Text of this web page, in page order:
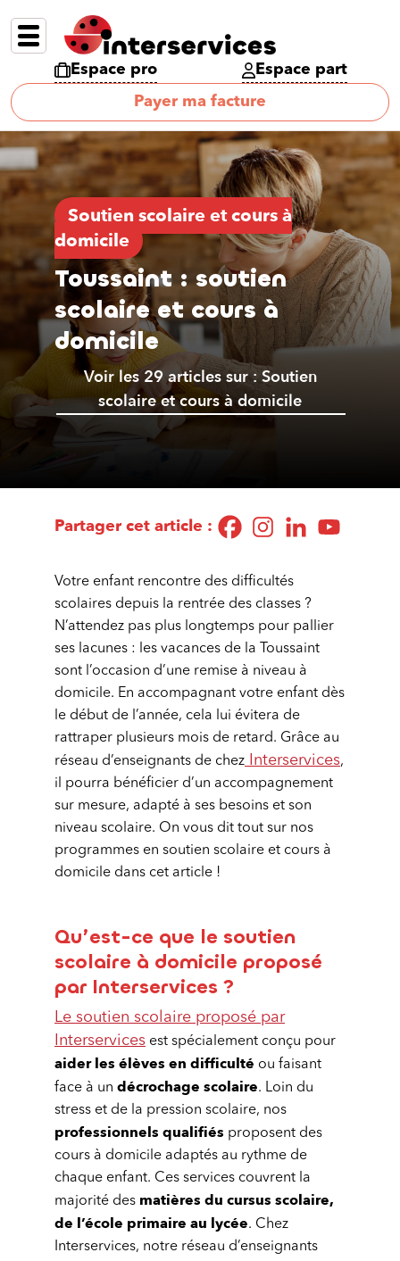
Espace pro
Espace part
Payer ma facture
Soutien scolaire et cours à
domicile
Toussaint : soutien
scolaire et cours à
domicile
Voir les 29 articles sur : Soutien
scolaire et cours à domicile
Partager cet article :
Votre enfant rencontre des difficultés
scolaires depuis la rentrée des classes ?
N’attendez pas plus longtemps pour pallier
ses lacunes : les vacances de la Toussaint
sont l’occasion d’une remise à niveau à
domicile. En accompagnant votre enfant dès
le début de l’année, cela lui évitera de
rattraper plusieurs mois de retard. Grâce au
réseau d’enseignants de chez Interservices,
il pourra bénéficier d’un accompagnement
sur mesure, adapté à ses besoins et son
niveau scolaire. On vous dit tout sur nos
programmes en soutien scolaire et cours à
domicile dans cet article !
Qu’est-ce que le soutien
scolaire à domicile proposé
par Interservices ?
Le soutien scolaire proposé par
Interservices est spécialement conçu pour
aider les élèves en difficulté ou faisant
face à un décrochage scolaire. Loin du
stress et de la pression scolaire, nos
professionnels qualifiés proposent des
cours à domicile adaptés au rythme de
chaque enfant. Ces services couvrent la
majorité des matières du cursus scolaire,
de l’école primaire au lycée. Chez
Interservices, notre réseau d’enseignants